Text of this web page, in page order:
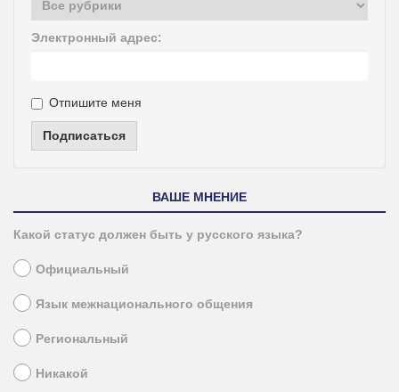
Электронный адрес:
Отпишите меня
Подписаться
ВАШЕ МНЕНИЕ
Какой статус должен быть у русского языка?
Официальный
Язык межнационального общения
Региональный
Никакой